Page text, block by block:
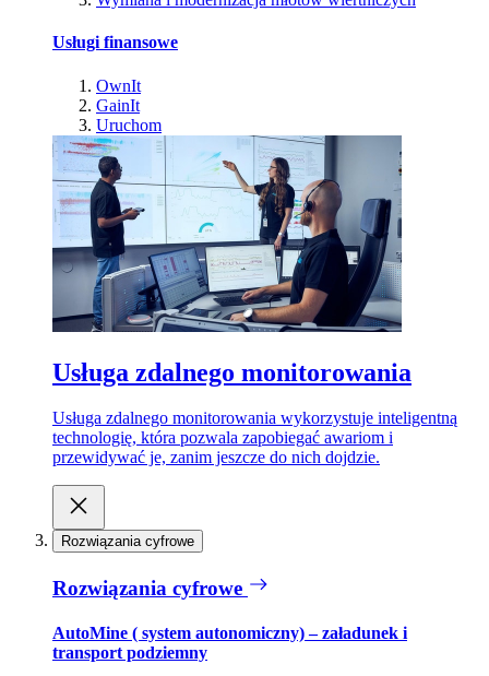
Usługi finansowe
OwnIt
GainIt
Uruchom
Usługa zdalnego monitorowania
Usługa zdalnego monitorowania wykorzystuje inteligentną
technologię, która pozwala zapobiegać awariom i
przewidywać je, zanim jeszcze do nich dojdzie.
Rozwiązania cyfrowe
Rozwiązania cyfrowe
AutoMine ( system autonomiczny) – załadunek i
transport podziemny